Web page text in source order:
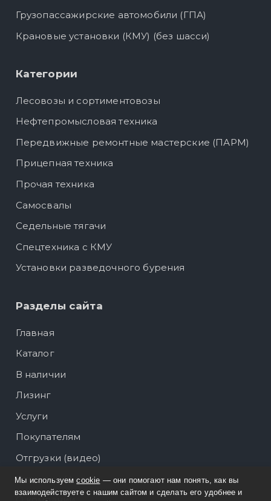
Грузопассажирские автомобили (ГПА)
Крановые установки (КМУ) (без шасси)
Категории
Лесовозы и сортиментовозы
Нефтепромысловая техника
Передвижные ремонтные мастерские (ПАРМ)
Прицепная техника
Прочая техника
Самосвалы
Седельные тягачи
Спецтехника с КМУ
Установки разведочного бурения
Разделы сайта
Главная
Каталог
В наличии
Лизинг
Услуги
Покупателям
Отгрузки (видео)
Отгрузки (фото)
Мы используемcookie — они помогают нам понять, как вы
взаимодействуете с нашим сайтом и сделать его удобнее и